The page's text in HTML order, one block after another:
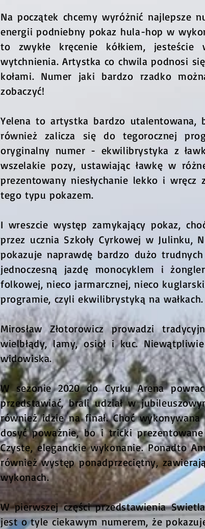
Na początek chcemy wyróżnić najlepsze
energii podniebny pokaz hula-hop w
to zwykłe kręcenie kółkiem,
wytchnienia. Artystka co chwila podnosi
kołami. Numer jaki bardzo rzadko
zobaczyć!
Yelena to artystka bardzo
również zalicza się do tegorocznej
oryginalny numer - ekwilibrystyka z
wszelakie pozy, ustawiając ławkę w
prezentowany niesłychanie lekko i
tego typu pokazem.
I wreszcie występ zamykający pokaz,
przez ucznia Szkoły Cyrkowej w Julinku,
pokazuje naprawdę bardzo dużo
jednoczesną jazdę monocyklem i
folkowej, nieco jarmarcznej, nieco
programie, czyli ekwilibrystyką na wałkach.
Mirosław Złotorowicz prowadzi
wielbłądy, lamy, osioł i kuc.
widowiska.
W sezonie 2020 do Cyrku Arena
przedstawiać, brali udział w
również idzie na finał. Choć
dosyć poważnie, bo i tricki
Czyste, eleganckie wykonanie. Ponadto
również występ ponadprzeciętny,
wykonach.
W pierwszej części przedstawienia
jest o tyle ciekawym numerem, że